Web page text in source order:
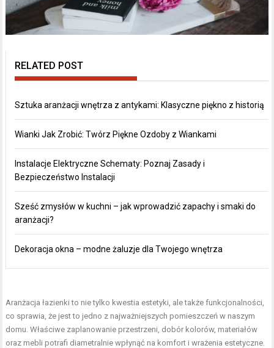
RELATED POST
Sztuka aranżacji wnętrza z antykami: Klasyczne piękno z historią
Wianki Jak Zrobić: Twórz Piękne Ozdoby z Wiankami
Instalacje Elektryczne Schematy: Poznaj Zasady i
Bezpieczeństwo Instalacji
Sześć zmysłów w kuchni – jak wprowadzić zapachy i smaki do
aranżacji?
Dekoracja okna – modne żaluzje dla Twojego wnętrza
Aranżacja łazienki to nie tylko kwestia estetyki, ale także funkcjonalności,
co sprawia, że jest to jedno z najważniejszych pomieszczeń w naszym
domu. Właściwe zaplanowanie przestrzeni, dobór kolorów, materiałów
oraz mebli potrafi diametralnie wpłynąć na komfort i wrażenia estetyczne.